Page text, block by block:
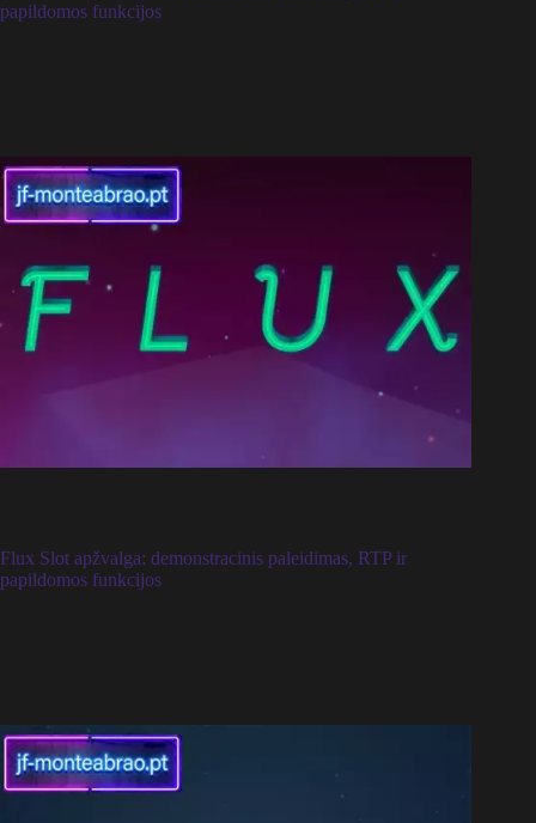
papildomos funkcijos
Flux Slot apžvalga: demonstracinis paleidimas, RTP ir
papildomos funkcijos